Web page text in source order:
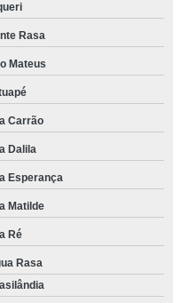
Rasa
Mateus
Carrão
Dalila
Esperança
Matilde
Ré
Rasa